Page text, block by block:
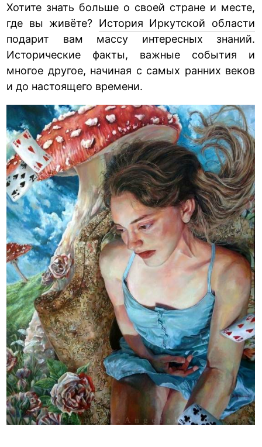
Хотите знать больше о своей стране и месте,
где вы живёте? История Иркутской области
подарит вам массу интересных знаний.
Исторические факты, важные события и
многое другое, начиная с самых ранних веков
и до настоящего времени.